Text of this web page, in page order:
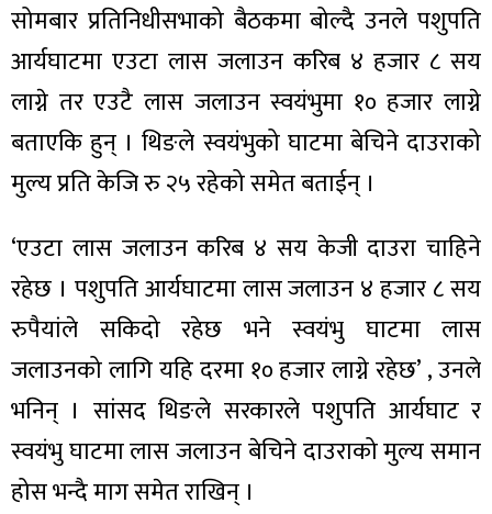
सोमबार प्रतिनिधीसभाको बैठकमा बोल्दै उनले पशुपति
आर्यघाटमा एउटा लास जलाउन करिब ४ हजार ८ सय
लाग्ने तर एउटै लास जलाउन स्वयंभुमा १० हजार लाग्ने
बताएकि हुन् । थिङले स्वयंभुको घाटमा बेचिने दाउराको
मुल्य प्रति केजि रु २५ रहेको समेत बताईन् ।
‘एउटा लास जलाउन करिब ४ सय केजी दाउरा चाहिने
रहेछ । पशुपति आर्यघाटमा लास जलाउन ४ हजार ८ सय
रुपैयांले सकिदो रहेछ भने स्वयंभु घाटमा लास
जलाउनको लागि यहि दरमा १० हजार लाग्ने रहेछ’ , उनले
भनिन् । सांसद थिङले सरकारले पशुपति आर्यघाट र
स्वयंभु घाटमा लास जलाउन बेचिने दाउराको मुल्य समान
होस भन्दै माग समेत राखिन् ।